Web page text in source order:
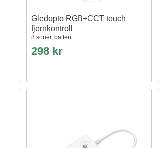
Gledopto RGB+CCT touch
fjernkontroll
8 soner, batteri
298 kr